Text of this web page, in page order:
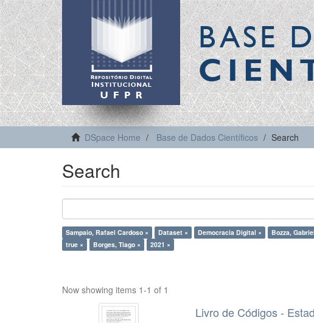
BASE
DSpace Home Base de Dados Científicos Search
Search
Sampaio, Rafael Cardoso × Dataset × Democracia Digital × Bozza,
true ×
Borges, Tiago × 2021 ×
Now showing items 1-1 of 1
Livro de Códigos -